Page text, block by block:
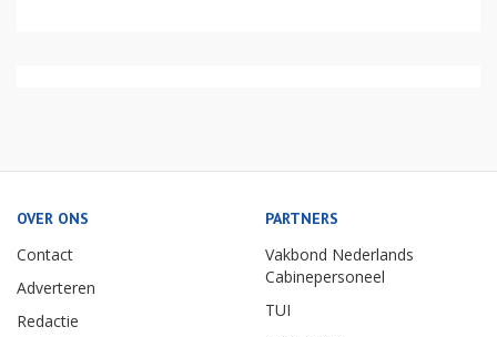
OVER ONS
Contact
Adverteren
Redactie
PARTNERS
Vakbond Nederlands
Cabinepersoneel
TUI